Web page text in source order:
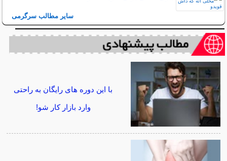
سایر مطالب سرگرمی
با این دوره های رایگان به راحتی
وارد بازار کار شو!